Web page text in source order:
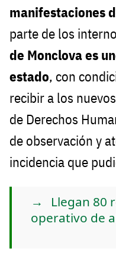
manifestaciones
parte de los
de Monclova es
estado, con
recibir a los
de Derechos
de observación y
incidencia que
Llegan 80
operativo de